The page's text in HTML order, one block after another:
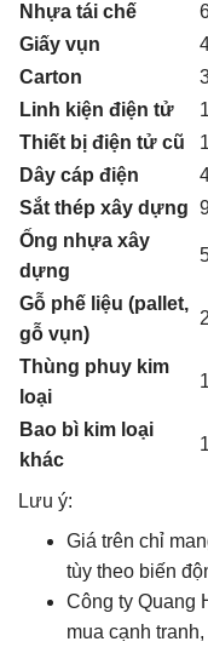
Nhựa tái chế
Giấy vụn
Carton
Linh kiện điện tử
Thiết bị điện tử cũ
Dây cáp điện
Sắt thép xây dựng
Ống nhựa xây
dựng
Gỗ phế liệu (pallet,
gỗ vụn)
Thùng phuy kim
loại
Bao bì kim loại
khác
Lưu ý:
Giá trên chỉ
tùy theo biến
Công ty Quang
mua cạnh